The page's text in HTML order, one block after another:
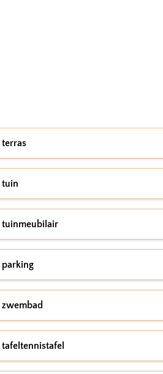
terras
tuin
tuinmeubilair
parking
zwembad
tafeltennistafel